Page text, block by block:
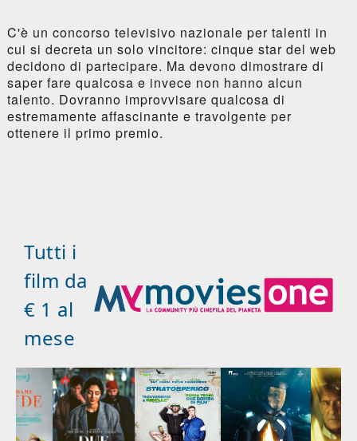
C'è un concorso televisivo nazionale per talenti in
cui si decreta un solo vincitore: cinque star del web
decidono di partecipare. Ma devono dimostrare di
saper fare qualcosa e invece non hanno alcun
talento. Dovranno improvvisare qualcosa di
estremamente affascinante e travolgente per
ottenere il primo premio.
Tutti i
film da
€ 1 al
mese